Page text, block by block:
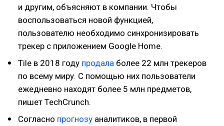
и другим, объясняют в компании. Чтобы
воспользоваться новой функцией,
пользователю необходимо синхронизировать
трекер с приложением Google Home.
Tile в 2018 году продала более 22 млн трекеров
по всему миру. С помощью них пользователи
ежедневно находят более 5 млн предметов,
пишет TechCrunch.
Согласно прогнозу аналитиков, в первой